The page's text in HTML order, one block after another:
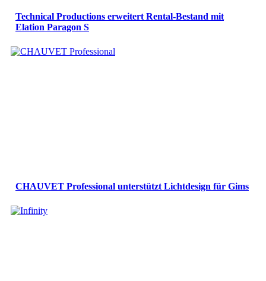
Technical Productions erweitert Rental-Bestand mit
Elation Paragon S
CHAUVET Professional unterstützt Lichtdesign für Gims